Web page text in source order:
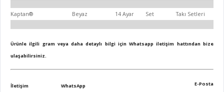
Kaptan® Beyaz 14 Ayar Set Takı Setleri
Ürünle ilgili gram veya daha detaylı bilgi için Whatsapp iletişim hattından bize
ulaşabilirsiniz.
İletişim
WhatsApp
E-Posta